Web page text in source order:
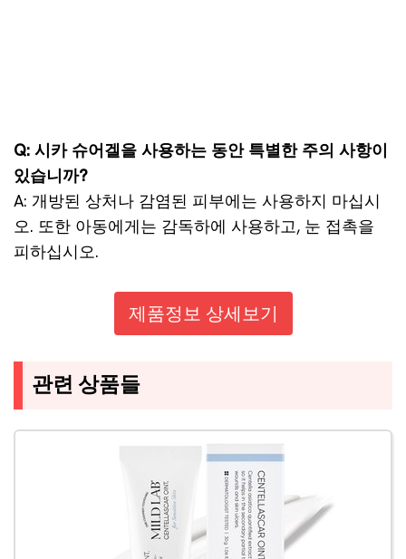
Q: 시카 슈어겔을 사용하는 동안 특별한 주의 사항이
있습니까?
A: 개방된 상처나 감염된 피부에는 사용하지 마십시
오. 또한 아동에게는 감독하에 사용하고, 눈 접촉을
피하십시오.
제품정보 상세보기
관련 상품들